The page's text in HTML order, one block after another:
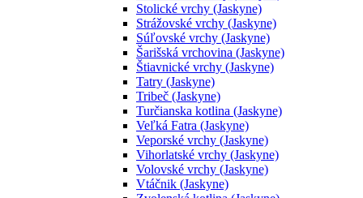
Stolické vrchy (Jaskyne)
Strážovské vrchy (Jaskyne)
Súľovské vrchy (Jaskyne)
Šarišská vrchovina (Jaskyne)
Štiavnické vrchy (Jaskyne)
Tatry (Jaskyne)
Tribeč (Jaskyne)
Turčianska kotlina (Jaskyne)
Veľká Fatra (Jaskyne)
Veporské vrchy (Jaskyne)
Vihorlatské vrchy (Jaskyne)
Volovské vrchy (Jaskyne)
Vtáčnik (Jaskyne)